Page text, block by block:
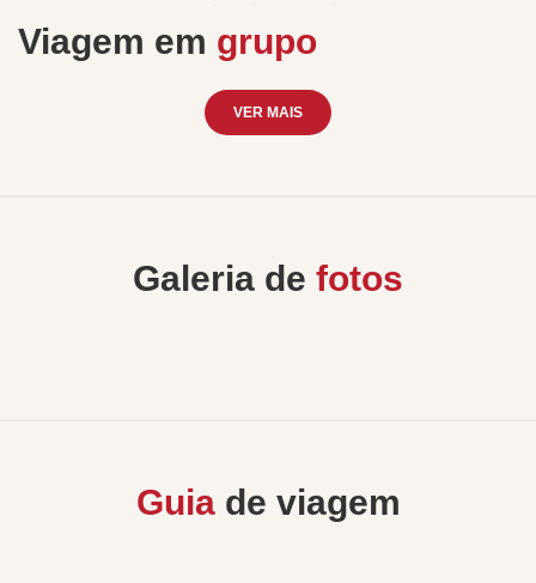
Viagem em grupo
VER MAIS
Galeria de fotos
Guiade viagem